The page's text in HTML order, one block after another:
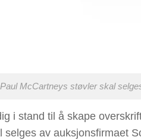
Paul McCartneys støvler skal
i stand til å skape
selges av auksjonsfirmaet